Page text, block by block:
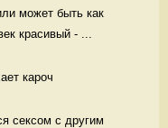
может быть как
красивый - ...
кароч
сексом с другим